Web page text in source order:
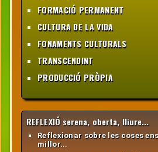
FORMACIÓ PERMANENT
CULTURA DE LA VIDA
FONAMENTS CULTURALS
TRANSCENDINT
PRODUCCIÓ PRÒPIA
REFLEXIÓ serena, oberta, lliure...
Reflexionar sobre les coses
millor...